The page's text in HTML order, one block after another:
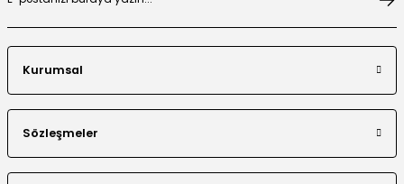
Kurumsal
Sözleşmeler